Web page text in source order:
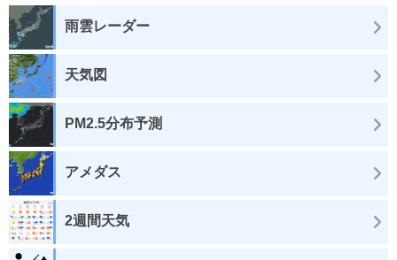
雨雲レーダー
天気図
PM2.5分布予測
アメダス
2週間天気